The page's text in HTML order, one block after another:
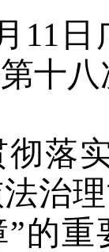
11
十
彻落
治
的